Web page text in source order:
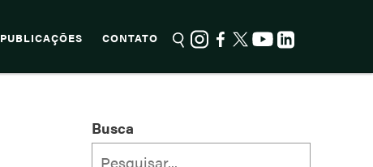
PUBLICAÇÕES CONTATO
Busca